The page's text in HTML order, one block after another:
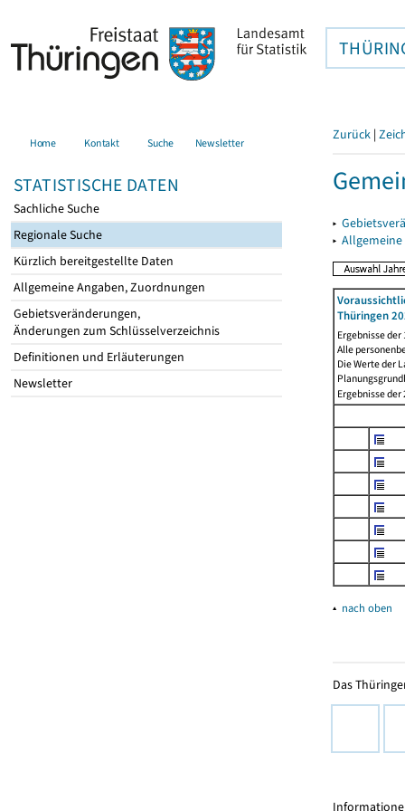
Home Kontakt Suche Newsletter
STATISTISCHE DATEN
Sachliche Suche
Regionale Suche
Kürzlich bereitgestellte Daten
Allgemeine Angaben, Zuordnungen
Gebietsveränderungen,
Änderungen zum Schlüsselverzeichnis
Definitionen und Erläuterungen
Newsletter
Zurück |
▸
▸
Thüringen
Ergebnisse
Alle
Die Werte der
Ergebnisse
▴ nach oben
Das